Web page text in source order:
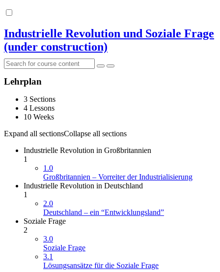
Industrielle Revolution und Soziale Frage
(under construction)
Lehrplan
3 Sections
4 Lessons
10 Weeks
Expand all sectionsCollapse all sections
Industrielle Revolution in Großbritannien
1
1.0
Großbritannien – Vorreiter der Industrialisierung
Industrielle Revolution in Deutschland
1
2.0
Deutschland – ein “Entwicklungsland”
Soziale Frage
2
3.0
Soziale Frage
3.1
Lösungsansätze für die Soziale Frage